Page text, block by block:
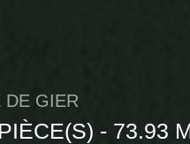
DE GIER
- 73.93